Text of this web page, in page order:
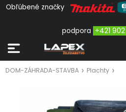
Obľúbené značky
podpora +421
DOM-ZÁHRADA-STAVBA Plachty